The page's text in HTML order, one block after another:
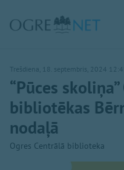
Trešdiena, 18. septembris, 2024
“Pūces
bibliotēkas
nodaļā
Ogres Centrālā biblioteka